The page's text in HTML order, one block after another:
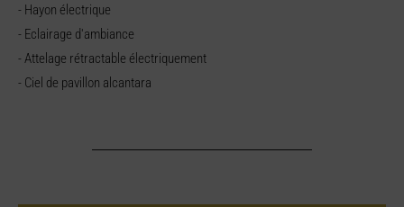
- Hayon électrique
- Eclairage d'ambiance
- Attelage rétractable électriquement
- Ciel de pavillon alcantara